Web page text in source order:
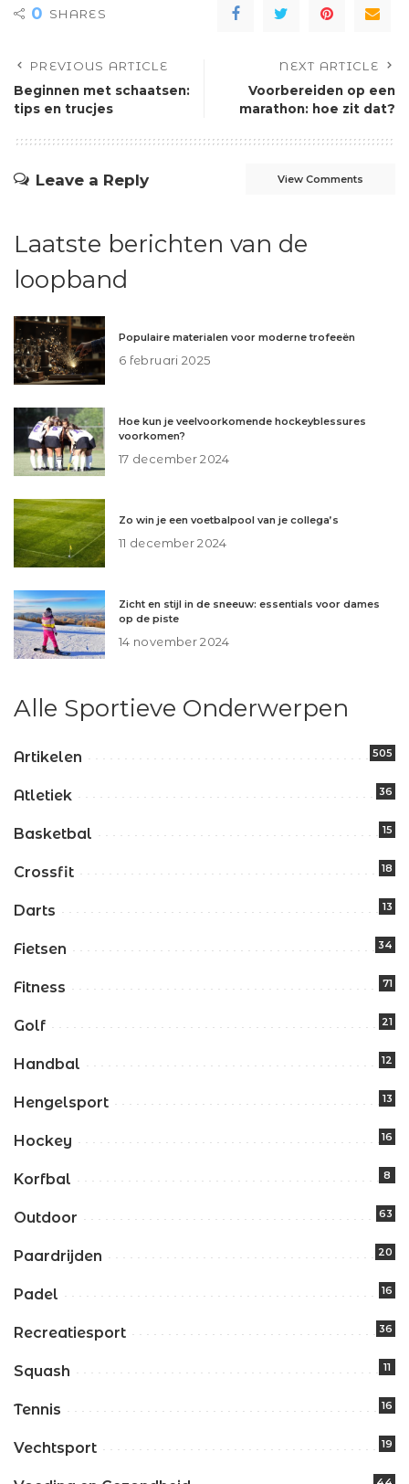
0 SHARES
PREVIOUS ARTICLE
Beginnen met schaatsen:
tips en trucjes
NEXT ARTICLE
Voorbereiden op een
marathon: hoe zit dat?
Leave a Reply View Comments
Laatste berichten van de
loopband
Populaire materialen voor moderne trofeeën
6 februari 2025
Hoe kun je veelvoorkomende hockeyblessures
voorkomen?
17 december 2024
Zo win je een voetbalpool van je collega’s
11 december 2024
Zicht en stijl in de sneeuw: essentials voor dames
op de piste
14 november 2024
Alle Sportieve Onderwerpen
Artikelen 505
Atletiek 36
Basketbal 15
Crossfit 18
Darts 13
Fietsen 34
Fitness 71
Golf 21
Handbal 12
Hengelsport 13
Hockey 16
Korfbal 8
Outdoor 63
Paardrijden 20
Padel 16
Recreatiesport 36
Squash 11
Tennis 16
Vechtsport 19